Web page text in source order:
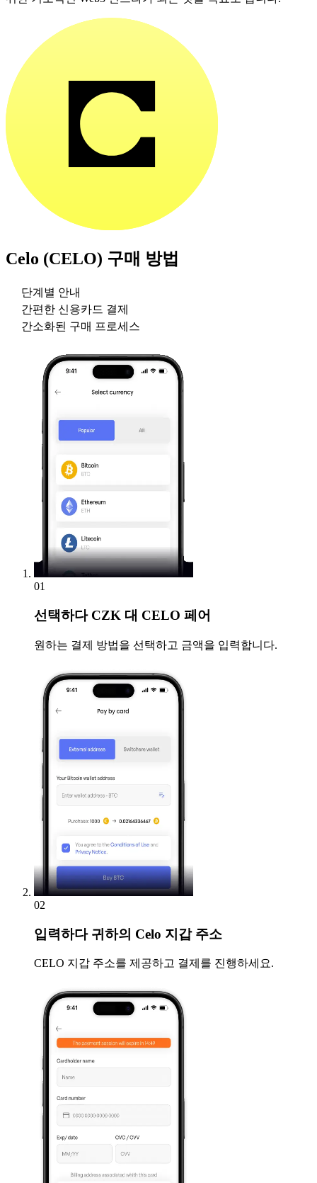
Celo (CELO) 구매 방법
단계별 안내
간편한 신용카드 결제
간소화된 구매 프로세스
01
선택하다CZK 대 CELO 페어
원하는 결제 방법을 선택하고 금액을 입력합니다.
02
입력하다귀하의 Celo 지갑 주소
CELO 지갑 주소를 제공하고 결제를 진행하세요.